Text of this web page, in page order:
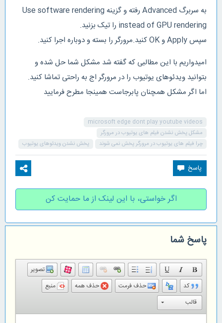
به سربرگ Advanced رفته و گزینه Use software rendering
instead of GPU rendering را تیک بزنید.
سپس Apply و OK کنید.مرورگر را بسته و دوباره اجرا کنید.
امیدواریم با این مطالبی که گفته شد مشکل شما حل شده و
بتوانید ویدئوهای یوتیوب را در مرورگر اج به راحتی تماشا کنید.
اما اگر مشکل همچنان پابرجاست همینجا مطرح فرمایید
microsoft edge dont play youtube videos
مشکل پخش نشدن فیلم های یوتیوب در مرورگر
چرا فیلم های یوتیوب در مرورگر پخش نمی شوند
پخش نشدن ویدئوهای یوتیوب
اگر خواستی، با این لینک از ما حمایت کن
پاسخ شما
تصویر
کد
حذف فرمت حذف همه
منبع
قالب